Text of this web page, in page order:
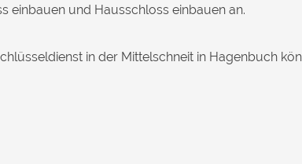
einbauen und Hausschloss einbauen an.
in der Mittelschneit in Hagenbuch